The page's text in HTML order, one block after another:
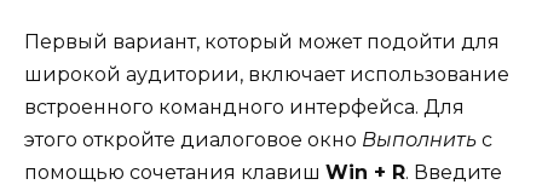
Первый вариант, который может подойти для
широкой аудитории, включает использование
встроенного командного интерфейса. Для
этого откройте диалоговое окно Выполнить с
помощью сочетания клавиш Win + R. Введите